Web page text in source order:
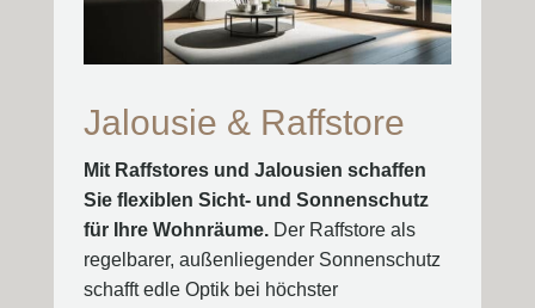
Jalousie & Raffstore
Mit Raffstores und Jalousien schaffen
Sie flexiblen Sicht- und Sonnenschutz
für Ihre Wohnräume.Der Raffstore als
regelbarer, außenliegender Sonnenschutz
schafft edle Optik bei höchster